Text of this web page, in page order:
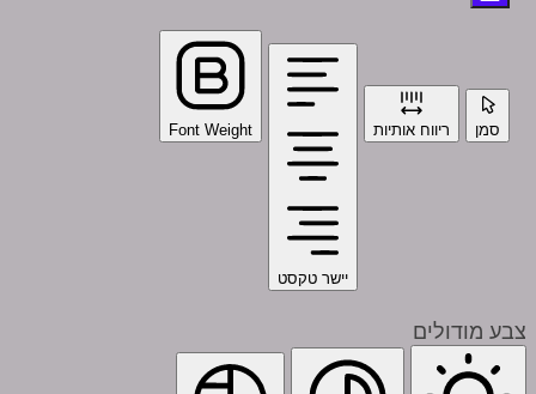
סמן ריווח אותיות
יישר טקסט
Font Weight
צבע מודולים